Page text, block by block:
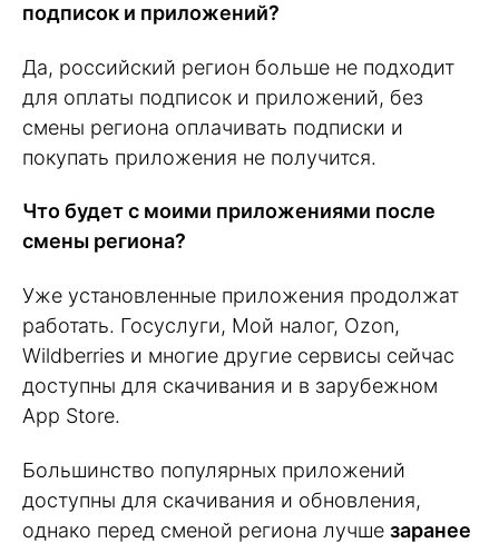
подписок и приложений?
Да, российский регион больше не подходит
для оплаты подписок и приложений, без
смены региона оплачивать подписки и
покупать приложения не получится.
Что будет с моими приложениями после
смены региона?
Уже установленные приложения продолжат
работать. Госуслуги, Мой налог, Ozon,
Wildberries и многие другие сервисы сейчас
доступны для скачивания и в зарубежном
App Store.
Большинство популярных приложений
доступны для скачивания и обновления,
однако перед сменой региона лучше заранее